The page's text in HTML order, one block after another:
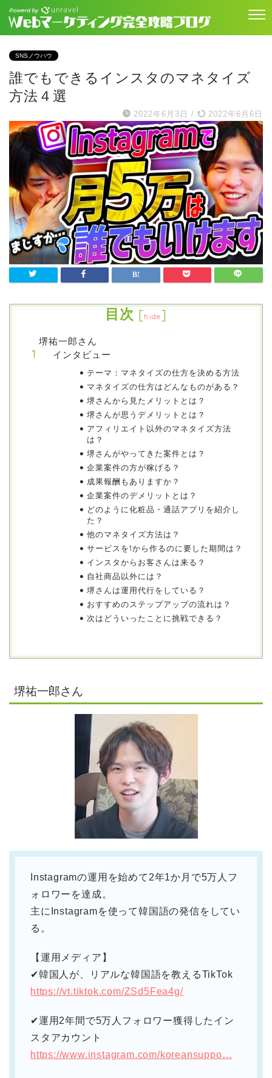
SNSノウハウ
誰でもできるインスタのマネタイズ
方法４選
2022年6月3日 / 2022年6月6日
目次 [hide]
堺祐一郎さん
インタビュー
テーマ：マネタイズの仕方を決める方法
マネタイズの仕方はどんなものがある？
堺さんから見たメリットとは？
堺さんが思うデメリットとは？
アフィリエイト以外のマネタイズ方法
は？
堺さんがやってきた案件とは？
企業案件の方が稼げる？
成果報酬もありますか？
企業案件のデメリットとは？
どのように化粧品・通話アプリを紹介し
た？
他のマネタイズ方法は？
サービスを1から作るのに要した期間は？
インスタからお客さんは来る？
自社商品以外には？
堺さんは運用代行をしている？
おすすめのステップアップの流れは？
次はどういったことに挑戦できる？
堺祐一郎さん
Instagramの運用を始めて2年1か月で5万人フ
ォロワーを達成。
主にInstagramを使って韓国語の発信をしてい
る。
【運用メディア】
✔︎韓国人が、リアルな韓国語を教えるTikTok
https://vt.tiktok.com/ZSd5Fea4g/
✔︎運用2年間で5万人フォロワー獲得したイン
スタアカウント
https://www.instagram.com/koreansuppo…